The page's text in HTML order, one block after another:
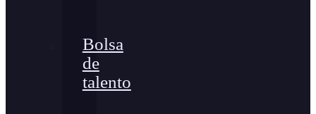
Bolsa
de
talento